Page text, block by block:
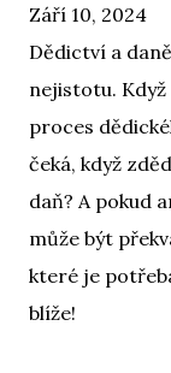
Září 10, 2024
Dědictví a
nejistotu.
proces
čeká, když
daň? A pokud
může být
které je
blíže!